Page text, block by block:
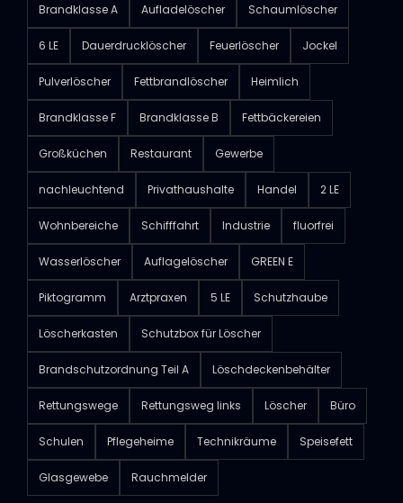
Brandklasse A Aufladelöscher Schaumlöscher
6 LE Dauerdrucklöscher Feuerlöscher Jockel
Pulverlöscher Fettbrandlöscher Heimlich
Brandklasse F Brandklasse B Fettbäckereien
Großküchen Restaurant Gewerbe
nachleuchtend Privathaushalte Handel 2 LE
Wohnbereiche Schifffahrt Industrie fluorfrei
Wasserlöscher Auflagelöscher GREEN E
Piktogramm Arztpraxen 5 LE Schutzhaube
Löscherkasten Schutzbox für Löscher
Brandschutzordnung Teil A Löschdeckenbehälter
Rettungswege Rettungsweg links Löscher Büro
Schulen Pflegeheime Technikräume Speisefett
Glasgewebe Rauchmelder